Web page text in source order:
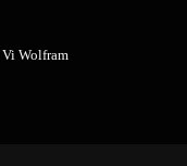
Vi Wolfram